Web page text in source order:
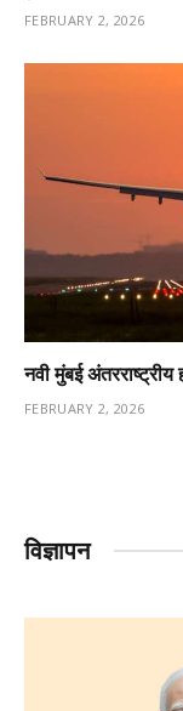
FEBRUARY 2, 2026
नवी मुंबई
FEBRUARY 2, 2026
विज्ञापन